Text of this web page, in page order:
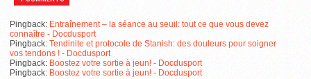
Pingback: Entraînement – la séance au seuil: tout ce que vous devez
connaître - Docdusport
Pingback: Tendinite et protocole de Stanish: des douleurs pour soigner
vos tendons ! - Docdusport
Pingback: Boostez votre sortie à jeun! - Docdusport
Pingback: Boostez votre sortie à jeun! - Docdusport